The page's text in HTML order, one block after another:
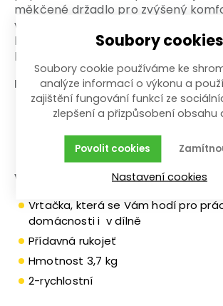
měkčené držadlo pro zvýšený
vyšší bezpečnost. Při využití příklepu
bude hodit přídavná rukojeť otočná
kvalitní sklíčidlo.
Max. průměry nástrojů:
dřevo 40/25 mm
Ocel 13/16 mm
Zdivo 13/16 mm
Výhody a charakteristické znaky:
Vrtačka, která se Vám hodí pro
domácnosti i v dílně
Přídavná rukojeť
Hmotnost 3,7 kg
2-rychlostní
Soubory cookies
Soubory cookie používáme ke
analýze informací o výkonu a
zajištění fungování funkcí ze
zlepšení a přizpůsobení obsahu
Povolit cookies
Nastavení cookies